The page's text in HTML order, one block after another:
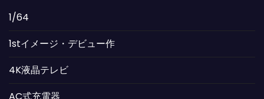
1/64
1stイメージ・デビュー作
4K液晶テレビ